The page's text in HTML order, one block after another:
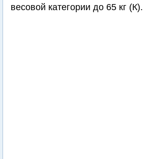
весовой категории до 65 кг (К).